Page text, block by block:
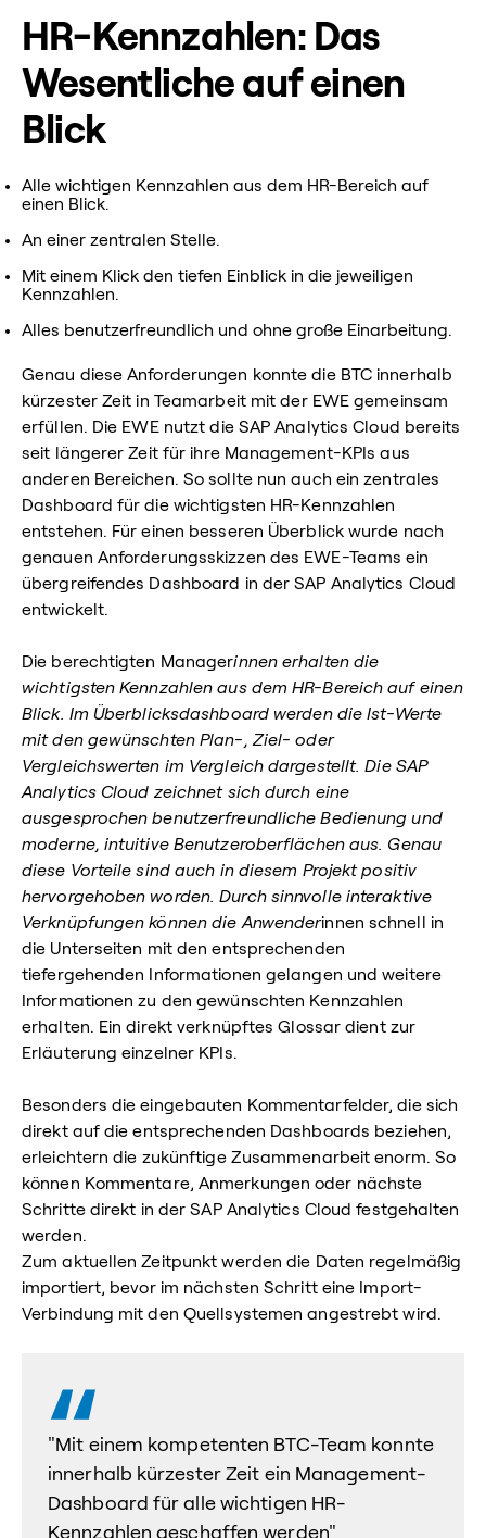
HR-Kennzahlen: Das
Wesentliche auf einen
Blick
Alle wichtigen Kennzahlen aus dem HR-Bereich auf
einen Blick.
An einer zentralen Stelle.
Mit einem Klick den tiefen Einblick in die jeweiligen
Kennzahlen.
Alles benutzerfreundlich und ohne große Einarbeitung.
Genau diese Anforderungen konnte die BTC innerhalb
kürzester Zeit in Teamarbeit mit der EWE gemeinsam
erfüllen. Die EWE nutzt die SAP Analytics Cloud bereits
seit längerer Zeit für ihre Management-KPIs aus
anderen Bereichen. So sollte nun auch ein zentrales
Dashboard für die wichtigsten HR-Kennzahlen
entstehen. Für einen besseren Überblick wurde nach
genauen Anforderungsskizzen des EWE-Teams ein
übergreifendes Dashboard in der SAP Analytics Cloud
entwickelt.
Die berechtigten Managerinnen erhalten die
wichtigsten Kennzahlen aus dem HR-Bereich auf einen
Blick. Im Überblicksdashboard werden die Ist-Werte
mit den gewünschten Plan-, Ziel- oder
Vergleichswerten im Vergleich dargestellt. Die SAP
Analytics Cloud zeichnet sich durch eine
ausgesprochen benutzerfreundliche Bedienung und
moderne, intuitive Benutzeroberflächen aus. Genau
diese Vorteile sind auch in diesem Projekt positiv
hervorgehoben worden. Durch sinnvolle interaktive
Verknüpfungen können die Anwenderinnen schnell in
die Unterseiten mit den entsprechenden
tiefergehenden Informationen gelangen und weitere
Informationen zu den gewünschten Kennzahlen
erhalten. Ein direkt verknüpftes Glossar dient zur
Erläuterung einzelner KPIs.
Besonders die eingebauten Kommentarfelder, die sich
direkt auf die entsprechenden Dashboards beziehen,
erleichtern die zukünftige Zusammenarbeit enorm. So
können Kommentare, Anmerkungen oder nächste
Schritte direkt in der SAP Analytics Cloud festgehalten
werden.
Zum aktuellen Zeitpunkt werden die Daten regelmäßig
importiert, bevor im nächsten Schritt eine Import-
Verbindung mit den Quellsystemen angestrebt wird.
"Mit einem kompetenten BTC-Team konnte
innerhalb kürzester Zeit ein Management-
Dashboard für alle wichtigen HR-
Kennzahlen geschaffen werden"